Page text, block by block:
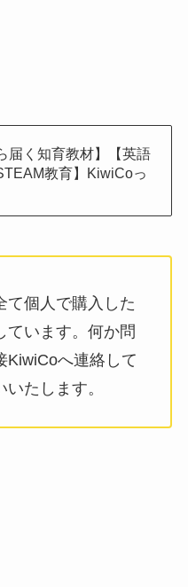
届く知育教材】【英語
教育】KiwiCoっ
て個人で購入した
ています。何か問
KiwiCoへ連絡して
たします。